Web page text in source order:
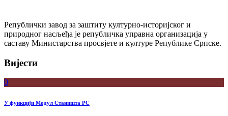
Републички завод за заштиту културно-историјског и
природног насљеђа је републичка управна организација у
саставу Министарства просвјете и културе Републике Српске.
Вијести
0
У функцији Модул Станишта РС